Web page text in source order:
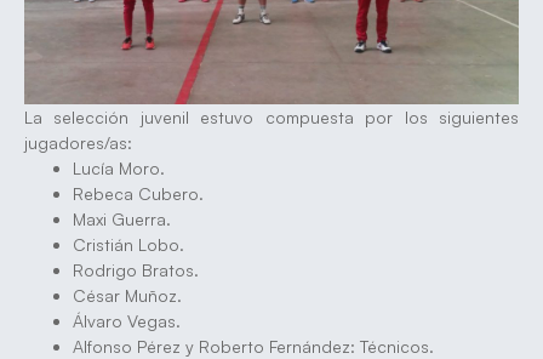
La selección juvenil estuvo compuesta por los siguientes
jugadores/as:
Lucía Moro.
Rebeca Cubero.
Maxi Guerra.
Cristián Lobo.
Rodrigo Bratos.
César Muñoz.
Álvaro Vegas.
Alfonso Pérez y Roberto Fernández: Técnicos.